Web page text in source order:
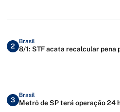
2
Brasil
8/1: STF acata recalcular pena
3
Brasil
Metrô de SP terá operação 24